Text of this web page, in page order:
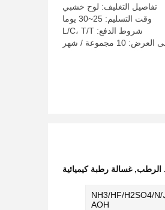
تفاصيل التغليف: لوح خشبي
وقت التسليم: 25~30 يوما
شروط الدفع: L/C، T/T
10 مجموعة / شهر
الرطب,غسالة رطبة كيميائية
حمض الهيدروكلوريك/NH3/HF/H2SO4/N
AOH